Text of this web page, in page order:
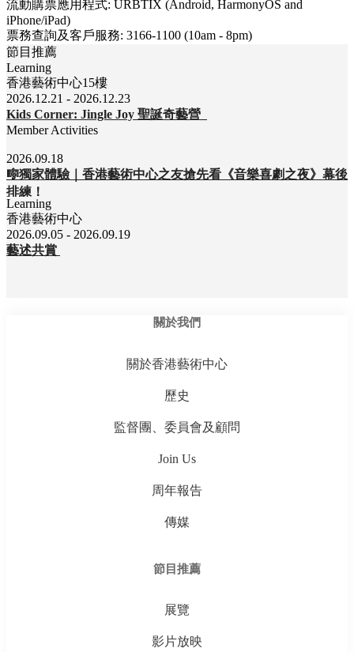
流動購票應用程式: URBTIX (Android, HarmonyOS and
iPhone/iPad)
票務查詢及客戶服務: 3166-1100 (10am - 8pm)
節目推薦
Learning
香港藝術中心15樓
2026.12.21 - 2026.12.23
Kids Corner: Jingle Joy 聖誕奇藝營
Member Activities
2026.09.18
🎼獨家體驗｜香港藝術中心之友搶先看《音樂喜劇之夜》幕後
排練！
Learning
香港藝術中心
2026.09.05 - 2026.09.19
藝述共賞
關於我們
關於香港藝術中心
歷史
監督團、委員會及顧問
Join Us
周年報告
傳媒
節目推薦
展覽
影片放映